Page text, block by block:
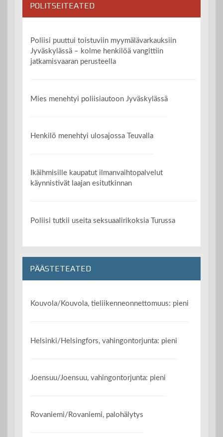
POLITSEITEATED
Poliisi puuttui toistuviin myymälävarkauksiin
Jyväskylässä – kolme henkilöä vangittiin
jatkamisvaaran perusteella
Mies menehtyi poliisiautoon Jyväskylässä
Henkilö menehtyi ulosajossa Teuvalla
Ikäihmisille kaupatut ilmanvaihtopalvelut
käynnistivät laajan esitutkinnan
Poliisi tutkii useita seksuaalirikoksia Turussa
PÄÄSTETEATED
Kouvola/Kouvola, tieliikenneonnettomuus: pieni
Helsinki/Helsingfors, vahingontorjunta: pieni
Joensuu/Joensuu, vahingontorjunta: pieni
Rovaniemi/Rovaniemi, palohälytys